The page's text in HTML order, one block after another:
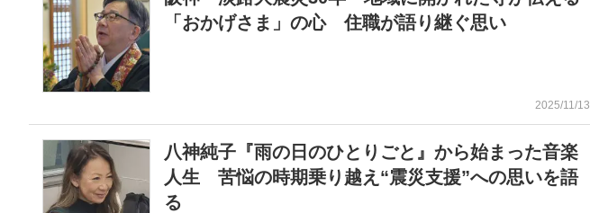
「おかげさま」の心 住職が語り継ぐ思い
2025/11/13
八神純子『雨の日のひとりごと』から始まった音楽
人生 苦悩の時期乗り越え“震災支援”への思いを語
る